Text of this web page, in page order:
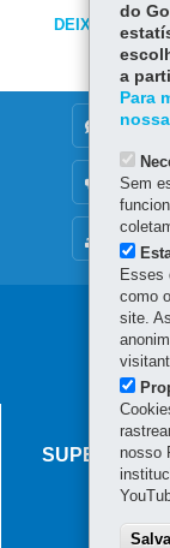
DEIXE SUA
do
a
Para
Sem
Esses
como
site.
nosso